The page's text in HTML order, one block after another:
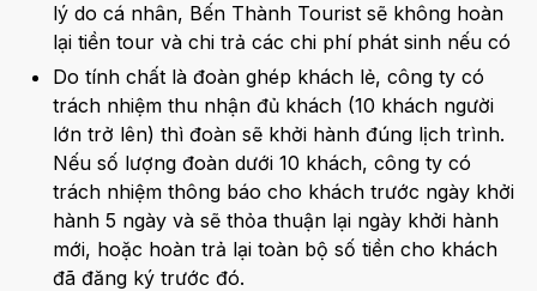
lý do cá nhân, Bến Thành Tourist sẽ không hoàn
lại tiền tour và chi trả các chi phí phát sinh nếu có
Do tính chất là đoàn ghép khách lẻ, công ty có
trách nhiệm thu nhận đủ khách (10 khách người
lớn trở lên) thì đoàn sẽ khởi hành đúng lịch trình.
Nếu số lượng đoàn dưới 10 khách, công ty có
trách nhiệm thông báo cho khách trước ngày khởi
hành 5 ngày và sẽ thỏa thuận lại ngày khởi hành
mới, hoặc hoàn trả lại toàn bộ số tiền cho khách
đã đăng ký trước đó.